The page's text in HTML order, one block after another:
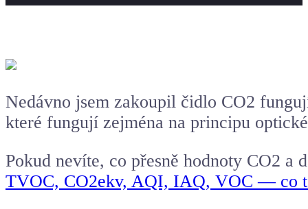
Nedávno jsem zakoupil čidlo CO2
které fungují zejména na principu
Pokud nevíte, co přesně hodnoty CO2 a
TVOC, CO2ekv, AQI, IAQ, VOC — co